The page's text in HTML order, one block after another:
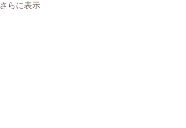
さらに表示